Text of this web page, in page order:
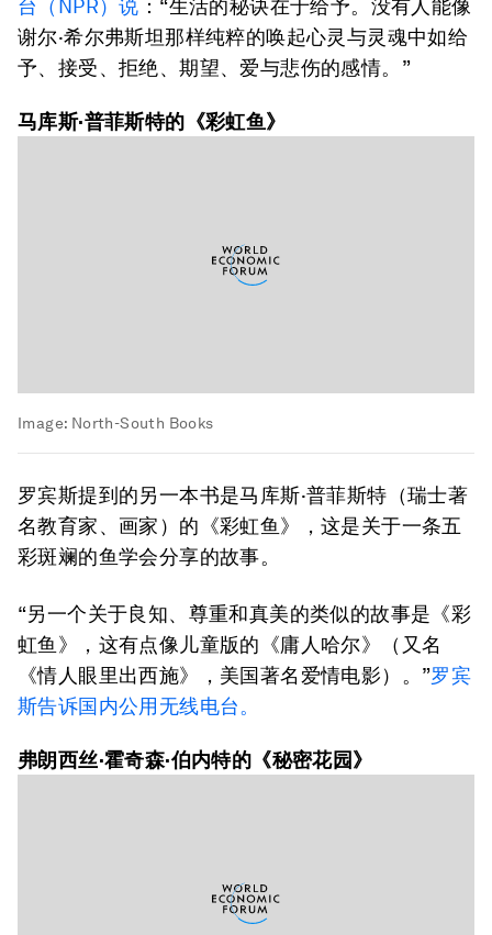
台（NPR）说 ：“生活的秘诀在于给予。没有人能像
谢尔·希尔弗斯坦那样纯粹的唤起心灵与灵魂中如给
予、接受、拒绝、期望、爱与悲伤的感情。”
马库斯·普菲斯特的《彩虹鱼》
Image: North-South Books
罗宾斯提到的另一本书是马库斯·普菲斯特（瑞士著
名教育家、画家）的《彩虹鱼》，这是关于一条五
彩斑斓的鱼学会分享的故事。
“另一个关于良知、尊重和真美的类似的故事是《彩
虹鱼》，这有点像儿童版的《庸人哈尔》（又名
《情人眼里出西施》，美国著名爱情电影）。”罗宾
斯告诉国内公用无线电台。
弗朗西丝·霍奇森·伯内特的《秘密花园》